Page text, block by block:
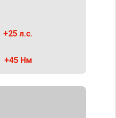
+25 л.с.
+45 Нм